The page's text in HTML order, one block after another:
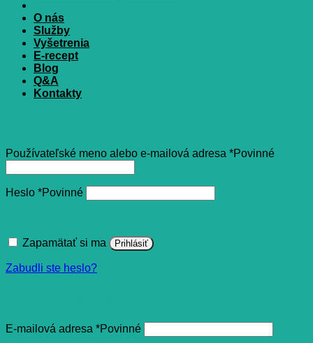
O nás
Služby
Vyšetrenia
E-recept
Blog
Q&A
Kontakty
Používateľské meno alebo e-mailová adresa *Povinné
Heslo *Povinné
Zapamätať si ma Prihlásiť
Zabudli ste heslo?
E-mailová adresa *Povinné